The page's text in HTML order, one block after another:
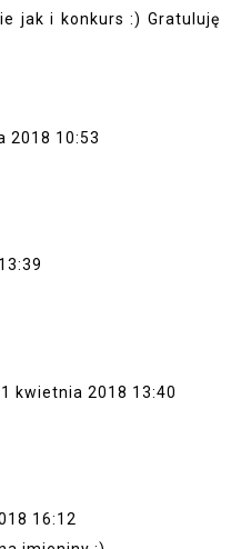
jak i konkurs :) Gratuluję
2018 10:53
kwietnia 2018 13:40
16:12